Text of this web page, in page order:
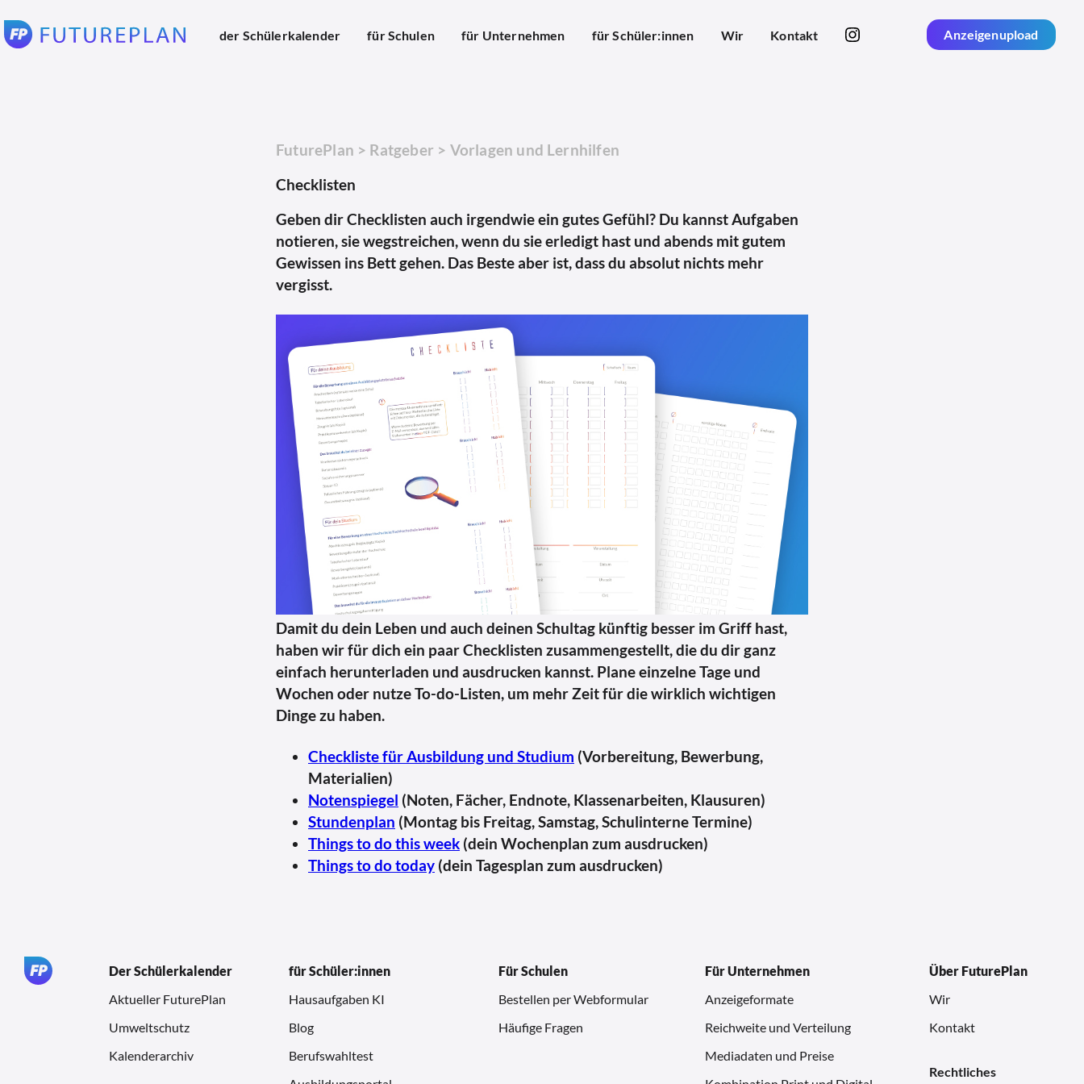
der Schülerkalender für Schulen für Unternehmen für Schüler:innen Wir Kontakt Anzeigenupload
FuturePlan > Ratgeber > Vorlagen und Lernhilfen
Checklisten
Geben dir Checklisten auch irgendwie ein gutes Gefühl? Du kannst Aufgaben
notieren, sie wegstreichen, wenn du sie erledigt hast und abends mit gutem
Gewissen ins Bett gehen. Das Beste aber ist, dass du absolut nichts mehr
vergisst.
Damit du dein Leben und auch deinen Schultag künftig besser im Griff hast,
haben wir für dich ein paar Checklisten zusammengestellt, die du dir ganz
einfach herunterladen und ausdrucken kannst. Plane einzelne Tage und
Wochen oder nutze To-do-Listen, um mehr Zeit für die wirklich wichtigen
Dinge zu haben.
Checkliste für Ausbildung und Studium (Vorbereitung, Bewerbung,
Materialien)
Notenspiegel (Noten, Fächer, Endnote, Klassenarbeiten, Klausuren)
Stundenplan (Montag bis Freitag, Samstag, Schulinterne Termine)
Things to do this week (dein Wochenplan zum ausdrucken)
Things to do today (dein Tagesplan zum ausdrucken)
Der Schülerkalender
Aktueller FuturePlan
Umweltschutz
Kalenderarchiv
für Schüler:innen
Hausaufgaben KI
Blog
Berufswahltest
Für Schulen
Bestellen per Webformular
Häufige Fragen
Für Unternehmen
Anzeigeformate
Reichweite und Verteilung
Mediadaten und Preise
Über FuturePlan
Wir
Kontakt
Rechtliches